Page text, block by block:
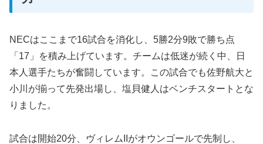
NECはここまで16試合を消化し、5勝2分9敗で勝ち点
「17」を積み上げています。チームは低迷が続く中、日
本人選手たちが奮闘しています。この試合でも佐野航大と
小川が揃って先発出場し、塩貝健人はベンチスタートとな
りました。
試合は開始20分、ヴィレムIIがオウンゴールで先制し、